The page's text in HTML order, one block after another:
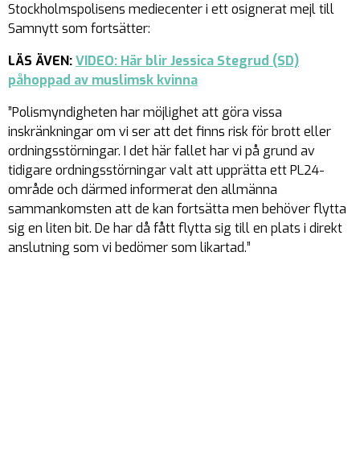
Stockholmspolisens mediecenter i ett osignerat mejl till
Samnytt som fortsätter:
LÄS ÄVEN:VIDEO: Här blir Jessica Stegrud (SD)
påhoppad av muslimsk kvinna
”Polismyndigheten har möjlighet att göra vissa
inskränkningar om vi ser att det finns risk för brott eller
ordningsstörningar. I det här fallet har vi på grund av
tidigare ordningsstörningar valt att upprätta ett PL24-
område och därmed informerat den allmänna
sammankomsten att de kan fortsätta men behöver flytta
sig en liten bit. De har då fått flytta sig till en plats i direkt
anslutning som vi bedömer som likartad.”